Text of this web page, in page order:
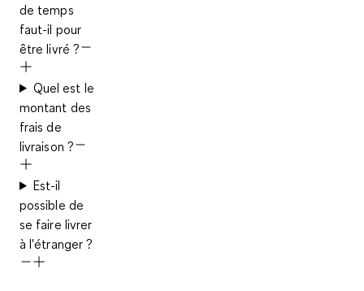
de temps
faut-il pour
être livré ?
Quel est le
montant des
frais de
livraison ?
Est-il
possible de
se faire livrer
à l'étranger ?